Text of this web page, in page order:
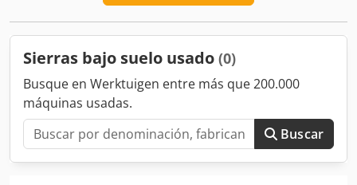
Sierras bajo suelo usado (0)
Busque en Werktuigen entre más que 200.000
máquinas usadas.
Buscar